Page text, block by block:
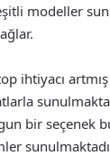
modeller
ihtiyacı
bir seçenek